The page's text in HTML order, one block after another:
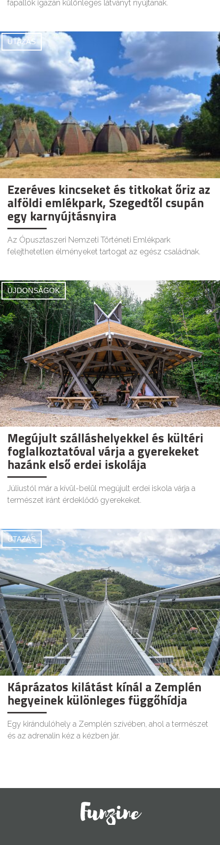
fapallók igazán különleges látványt nyújtanak.
UTAZÁS
Ezeréves kincseket és titkokat őriz az
alföldi emlékpark, Szegedtől csupán
egy karnyújtásnyira
Az Ópusztaszeri Nemzeti Történeti Emlékpark
felejthetetlen élményeket tartogat az egész családnak.
ÚJDONSÁGOK
Megújult szálláshelyekkel és kültéri
foglalkoztatóval várja a gyerekeket
hazánk első erdei iskolája
Júliustól már a kívül-belül megújult erdei iskola várja a
természet iránt érdeklődő gyerekeket.
UTAZÁS
Káprázatos kilátást kínál a Zemplén
hegyeinek különleges függőhídja
Egy kirándulóhely a Zemplén szívében, ahol a természet
és az adrenalin kéz a kézben jár.